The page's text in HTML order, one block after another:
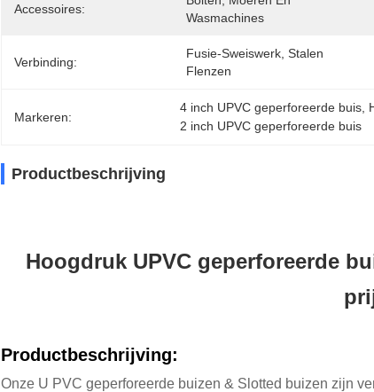
Accessoires:
Wasmachines
Verbinding:
Fusie-Sweiswerk, Stalen
Flenzen
Markeren:
4 inch UPVC geperforeerde buis
2 inch UPVC geperforeerde buis
Productbeschrijving
Hoogdruk UPVC geperforeerde
Productbeschrijving:
Onze U PVC geperforeerde buizen & Slotted buizen zijn